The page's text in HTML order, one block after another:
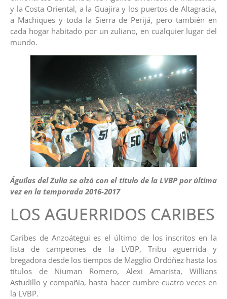
y la Costa Oriental, a la Guajira y los puertos de Altagracia,
a Machiques y toda la Sierra de Perijá, pero también en
cada hogar habitado por un zuliano, en cualquier lugar del
mundo.
Águilas del Zulia se alzó con el título de la LVBP por última
vez en la temporada 2016-2017
LOS AGUERRIDOS CARIBES
Caribes de Anzoátegui es el último de los inscritos en la
lista de campeones de la LVBP, Tribu aguerrida y
bregadora desde los tiempos de Magglio Ordóñez hasta los
títulos de Niuman Romero, Alexi Amarista, Willians
Astudillo y compañía, hasta hacer cumbre cuatro veces en
la LVBP.